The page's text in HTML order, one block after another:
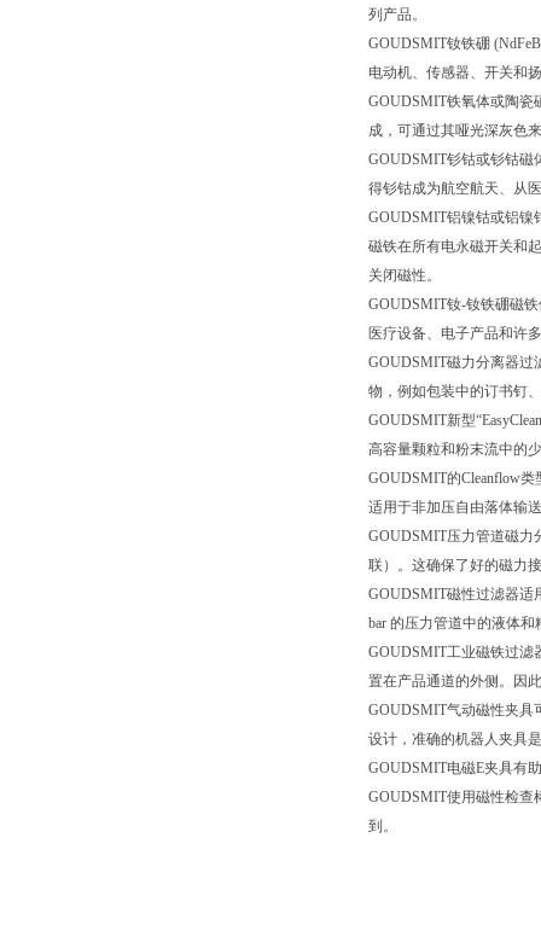
列产品。
GOUDSMIT钕铁硼
电动机、传感器、开关和
GOUDSMIT铁氧体或陶瓷
成，可通过其哑光深灰色
GOUDSMIT钐钴或钐钴磁
得钐钴成为航空航天、从
GOUDSMIT铝镍钴或铝镍
磁铁在所有电永磁开关和
关闭磁性。
GOUDSMIT钕-钕铁硼磁
医疗设备、电子产品和许
GOUDSMIT磁力分离器过
物，例如包装中的订书钉
GOUDSMIT新型
高容量颗粒和粉末流中的
GOUDSMIT的Cleanflow
适用于非加压自由落体输
GOUDSMIT压力管道磁力
联）。这确保了好的磁力
GOUDSMIT磁性过滤器适
bar 的压力管道中的液体
GOUDSMIT工业磁铁过滤
置在产品通道的外侧。因
GOUDSMIT气动磁性夹具
设计，准确的机器人夹具
GOUDSMIT电磁E夹具有
GOUDSMIT使用磁性检查
到。